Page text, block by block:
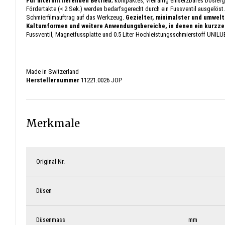
Fördertakte (< 2 Sek.) werden bedarfsgerecht durch ein Fussventil
Schmierfilmauftrag auf das Werkzeug. Gezielter, minimalster und
Kaltumformen und weitere Anwendungsbereiche, in denen ein
Fussventil, Magnetfussplatte und 0.5 Liter Hochleistungsschmierstoff
Made in Switzerland
Herstellernummer 11221.0026 JOP
Merkmale
Original Nr.
Düsen
Düsenmass mm